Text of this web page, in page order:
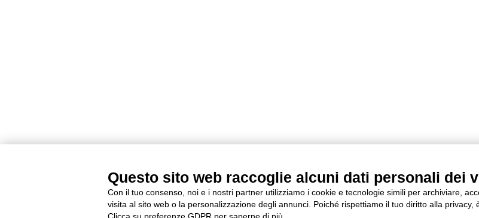
Questo sito web raccoglie alcuni dati personali dei
Con il tuo consenso, noi e i nostri partner utilizziamo i cookie e tecnologie simili per archiviare,
visita al sito web o la personalizzazione degli annunci. Poiché rispettiamo il tuo diritto alla